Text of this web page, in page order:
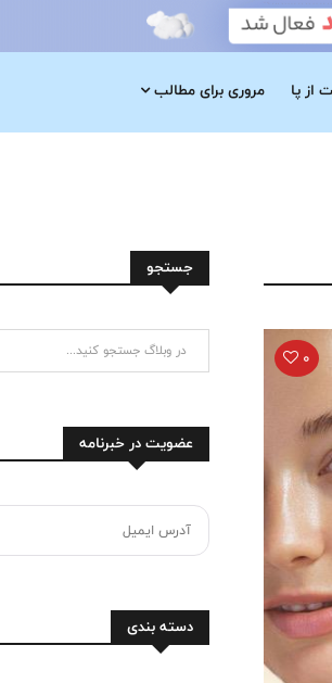
از پا مروری برای مطالب
0
جستجو
عضویت در خبرنامه
دسته بندی